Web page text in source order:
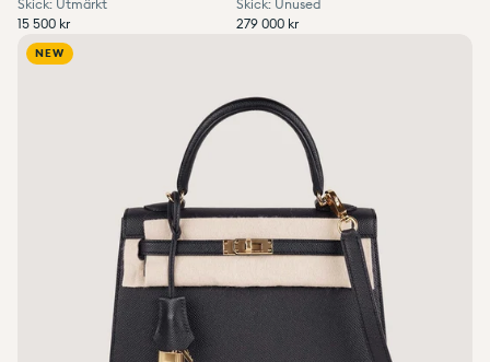
Skick: Utmärkt
Ordinarie pris
15 500 kr
Ordinarie pris
Reapris
15 500 kr
Skick: Unused
Ordinarie pris
279 000 kr
Add to wishlist
NEW